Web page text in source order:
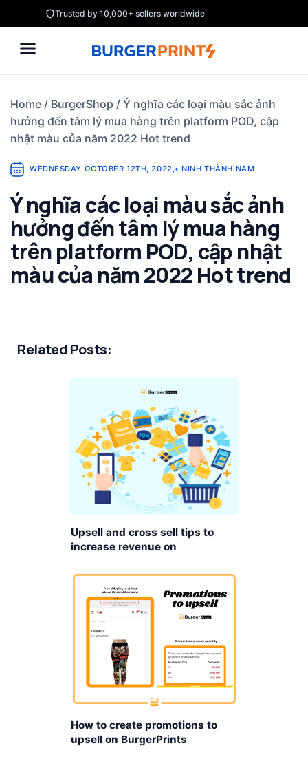
to
content
Trusted by 10,000+ sellers worldwide
Home / BurgerShop / Ý nghĩa các loại màu sắc ảnh
hưởng đến tâm lý mua hàng trên platform POD, cập
nhật màu của năm 2022 Hot trend
WEDNESDAY OCTOBER 12TH, 2022,• NINH THÀNH NAM
Ý nghĩa các loại màu sắc ảnh
hưởng đến tâm lý mua hàng
trên platform POD, cập nhật
màu của năm 2022 Hot trend
Related Posts:
Upsell and cross sell tips to
increase revenue on
How to create promotions to
upsell on BurgerPrints